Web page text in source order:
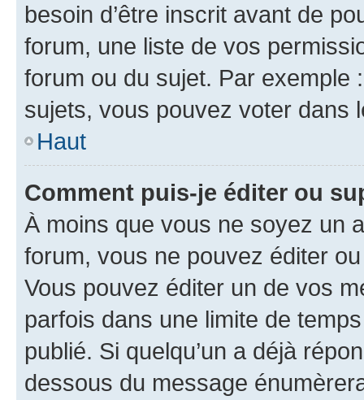
besoin d’être inscrit avant de
forum, une liste de vos
forum ou du sujet. Par exemple
sujets, vous pouvez voter dans
Haut
Comment puis-je éditer ou
À moins que vous ne soyez un
forum, vous ne pouvez éditer
Vous pouvez éditer un de vos
parfois dans une limite de
publié. Si quelqu’un a déjà
dessous du message